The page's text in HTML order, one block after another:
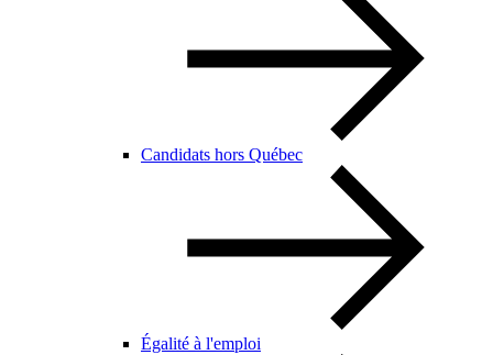
Candidats hors Québec
Égalité à l'emploi